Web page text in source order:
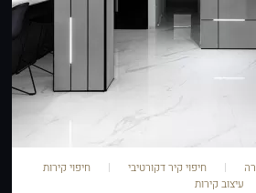
חיפוי קיר דקורטיבי
חיפוי קירות
עיצוב קירות